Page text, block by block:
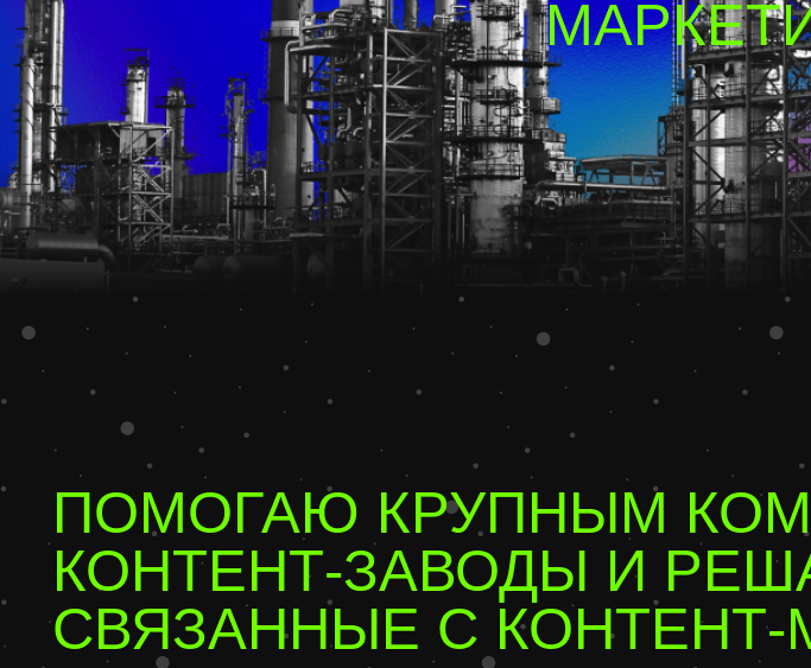
ОБУЧУ ВАШИХ
СОТРУДНИКОВ
составлю программу
кураторов, если нужны
ПОМОГАЮ КРУПНЫМ
КОНТЕНТ-ЗАВОДЫ И
СВЯЗАННЫЕ С КОНТЕНТ-
( 01 ) СОБЕРУ РЕДАКЦИЮ
ДЛЯ ПРОЕКТА
изучу задачи, помогу
( 02 )